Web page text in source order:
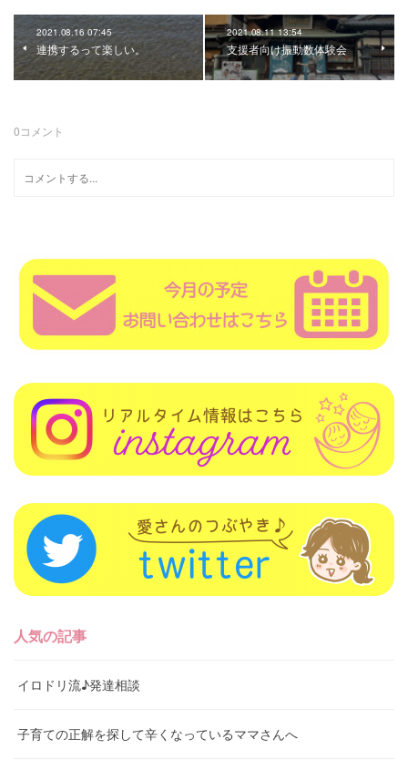
2021.08.16 07:45
連携するって楽しい。
2021.08.11 13:54
支援者向け振動数体験会
0コメント
人気の記事
イロドリ流♪発達相談
子育ての正解を探して辛くなっているママさんへ